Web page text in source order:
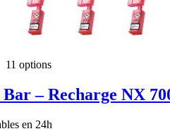
11 options
– Recharge NX
en 24h